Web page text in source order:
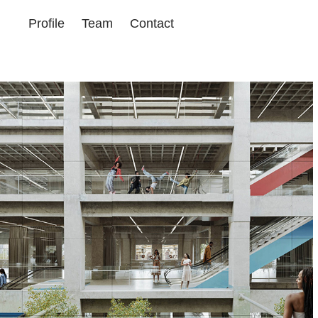
Profile Team Contact
Sesc Galeria